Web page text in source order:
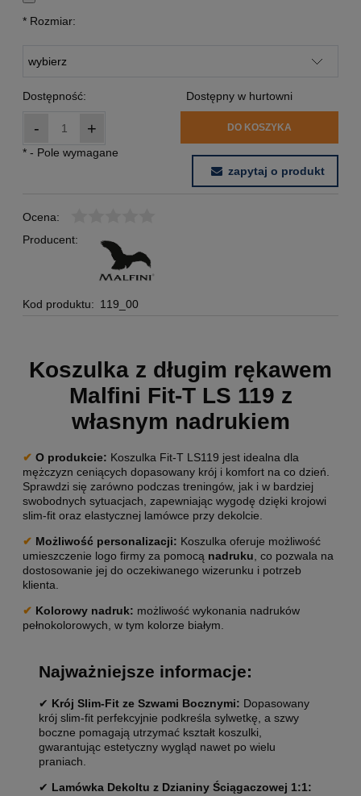
* Rozmiar:
Dostępność: Dostępny w hurtowni
- + DO KOSZYKA
* - Pole wymagane
zapytaj o produkt
Ocena:
Producent:
Kod produktu: 119_00
Koszulka z długim rękawem
Malfini Fit-T LS 119 z
własnym nadrukiem
✔ O produkcie: Koszulka Fit-T LS119 jest idealna dla
mężczyzn ceniących dopasowany krój i komfort na co dzień.
Sprawdzi się zarówno podczas treningów, jak i w bardziej
swobodnych sytuacjach, zapewniając wygodę dzięki krojowi
slim-fit oraz elastycznej lamówce przy dekolcie.
✔ Możliwość personalizacji: Koszulka oferuje możliwość
umieszczenie logo firmy za pomocą nadruku , co pozwala na
dostosowanie jej do oczekiwanego wizerunku i potrzeb
klienta.
✔ Kolorowy nadruk: możliwość wykonania nadruków
pełnokolorowych, w tym kolorze białym.
Najważniejsze informacje:
✔ Krój Slim-Fit ze Szwami Bocznymi: Dopasowany
krój slim-fit perfekcyjnie podkreśla sylwetkę, a szwy
boczne pomagają utrzymać kształt koszulki,
gwarantując estetyczny wygląd nawet po wielu
praniach.
✔ Lamówka Dekoltu z Dzianiny Ściągaczowej 1:1: